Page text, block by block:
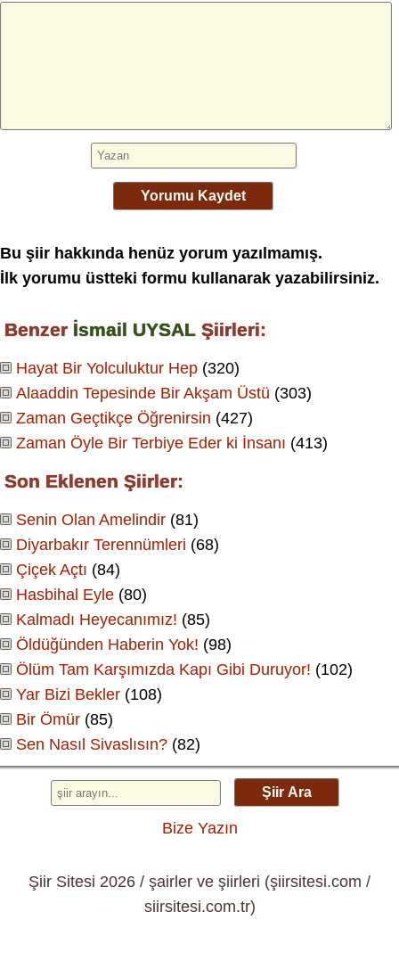
Yorumu Kaydet
Bu şiir hakkında henüz yorum yazılmamış.
İlk yorumu üstteki formu kullanarak yazabilirsiniz.
Benzer İsmail UYSAL Şiirleri:
Hayat Bir Yolculuktur Hep (320)
Alaaddin Tepesinde Bir Akşam Üstü (303)
Zaman Geçtikçe Öğrenirsin (427)
Zaman Öyle Bir Terbiye Eder ki İnsanı (413)
Son Eklenen Şiirler:
Senin Olan Amelindir (81)
Diyarbakır Terennümleri (68)
Çiçek Açtı (84)
Hasbihal Eyle (80)
Kalmadı Heyecanımız! (85)
Öldüğünden Haberin Yok! (98)
Ölüm Tam Karşımızda Kapı Gibi Duruyor! (102)
Yar Bizi Bekler (108)
Bir Ömür (85)
Sen Nasıl Sivaslısın? (82)
Şiir Ara
Bize Yazın
Şiir Sitesi 2026 / şairler ve şiirleri (şiirsitesi.com /
siirsitesi.com.tr)